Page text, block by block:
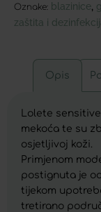
Oznake: blazinice,
zaštita i
Opis
Lolete
mekoća te su
osjetljivoj koži.
Primjenom
postignuta je
tijekom
tretirano